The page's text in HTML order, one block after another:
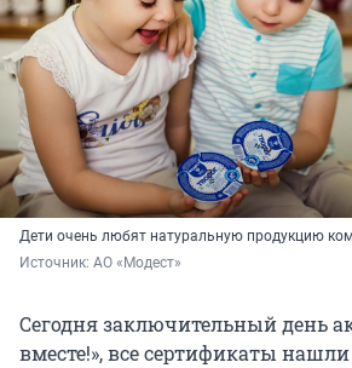
Дети очень любят натуральную продукцию
Источник: АО «Модест»
Сегодня заключительный день
вместе!», все сертификаты